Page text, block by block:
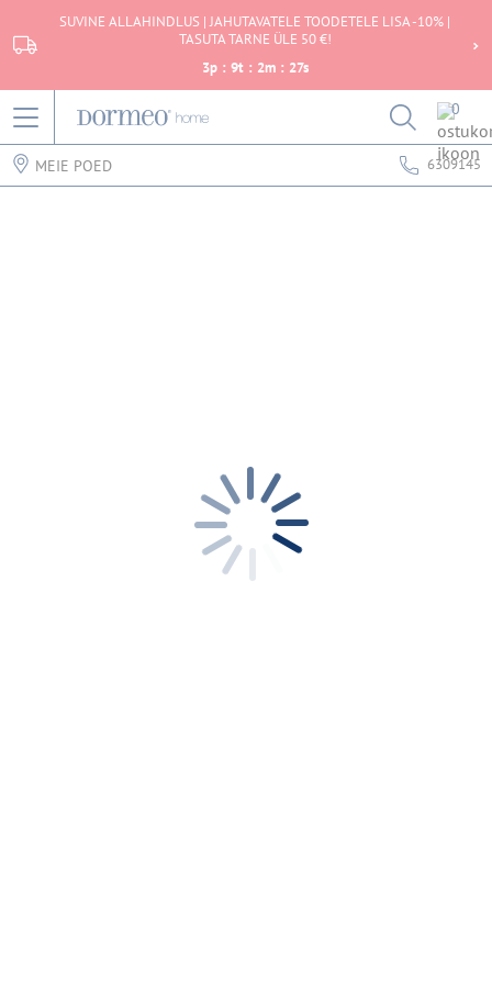
SUVINE ALLAHINDLUS | JAHUTAVATELE TOODETELE LISA -10% |
TASUTA TARNE ÜLE 50 €!
3p : 9t : 2m : 27s
0
MEIE POED 6309145